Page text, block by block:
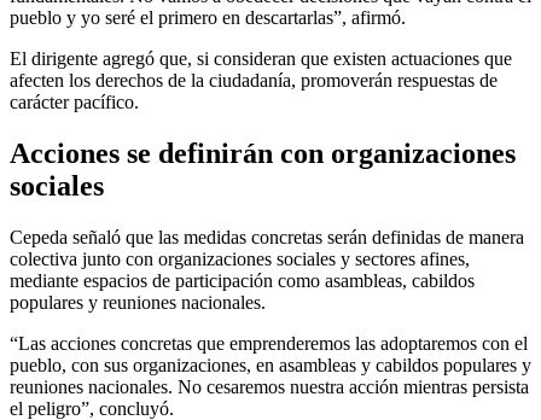
pueblo y yo seré el primero en descartarlas”, afirmó.
El dirigente agregó que, si consideran que existen actuaciones que
afecten los derechos de la ciudadanía, promoverán respuestas de
carácter pacífico.
Acciones se definirán con organizaciones
sociales
Cepeda señaló que las medidas concretas serán definidas de manera
colectiva junto con organizaciones sociales y sectores afines,
mediante espacios de participación como asambleas, cabildos
populares y reuniones nacionales.
“Las acciones concretas que emprenderemos las adoptaremos con el
pueblo, con sus organizaciones, en asambleas y cabildos populares y
reuniones nacionales. No cesaremos nuestra acción mientras persista
el peligro”, concluyó.